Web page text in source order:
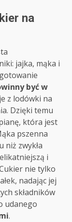
na
jajka, mąka i
być w
z lodówki na
Dzięki temu
która jest
pszenna
zwykła
i
nie tylko
nadając jej
składników
udanego
.